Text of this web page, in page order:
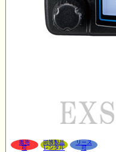
販売
可
同等製品
レンタル
リース
可